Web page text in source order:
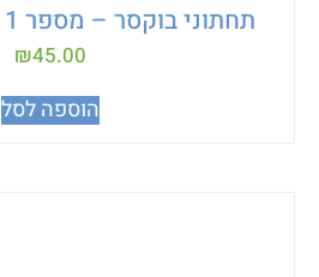
תחתוני בוקסר – מספר 1 בתנועה – כחול
₪45.00
הוספה לסל